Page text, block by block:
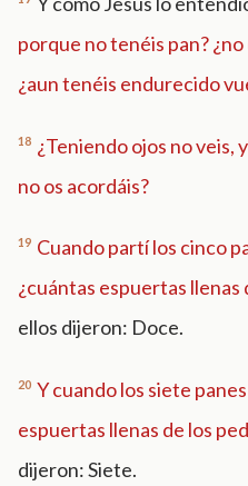
porque no tenéis pan?
¿aun tenéis endurecido
18 ¿Teniendo ojos no veis,
no os acordáis?
19 Cuando partí los cinco
¿cuántas espuertas llenas
ellos dijeron: Doce.
20 Y cuando los siete
espuertas llenas de los
dijeron: Siete.